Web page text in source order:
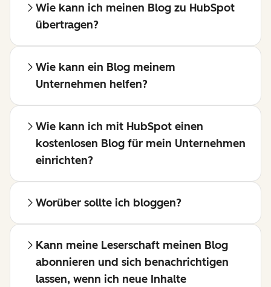
Wie kann ich meinen Blog zu HubSpot
übertragen?
Wie kann ein Blog meinem
Unternehmen helfen?
Wie kann ich mit HubSpot einen
kostenlosen Blog für mein Unternehmen
einrichten?
Worüber sollte ich bloggen?
Kann meine Leserschaft meinen Blog
abonnieren und sich benachrichtigen
lassen, wenn ich neue Inhalte